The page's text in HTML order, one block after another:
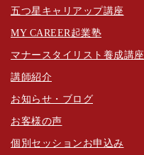
五つ星キャリアップ講座
MY CAREER起業塾
マナースタイリスト養成講座
講師紹介
お知らせ・ブログ
お客様の声
個別セッションお申込み